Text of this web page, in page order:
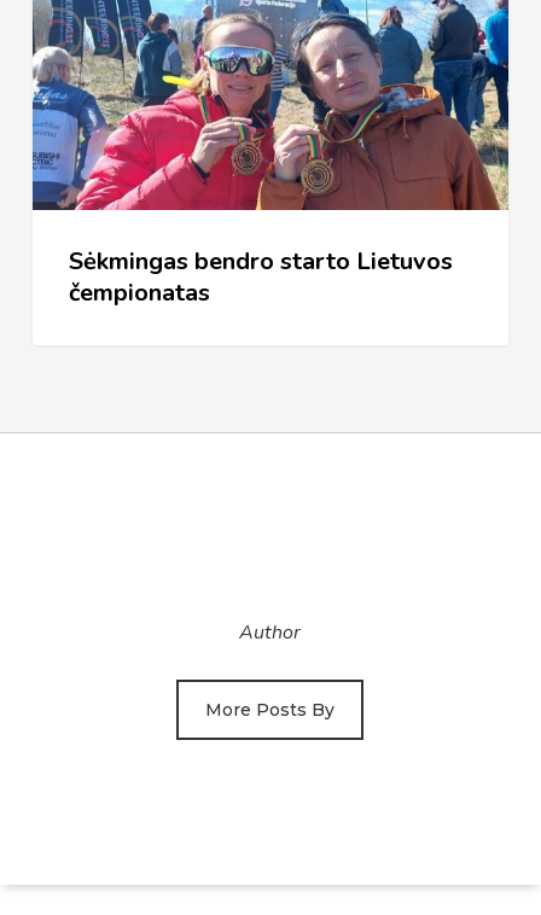
Lietuvos
čempionatas
Sėkmingas bendro starto Lietuvos
čempionatas
Author
More Posts By